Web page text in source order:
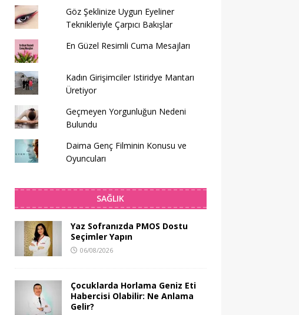
Göz Şeklinize Uygun Eyeliner
Teknikleriyle Çarpıcı Bakışlar
En Güzel Resimli Cuma Mesajları
Kadın Girişimciler Istiridye Mantarı
Üretiyor
Geçmeyen Yorgunluğun Nedeni
Bulundu
Daima Genç Filminin Konusu ve
Oyuncuları
SAĞLIK
Yaz Sofranızda PMOS Dostu
Seçimler Yapın
06/08/2026
Çocuklarda Horlama Geniz Eti
Habercisi Olabilir: Ne Anlama
Gelir?